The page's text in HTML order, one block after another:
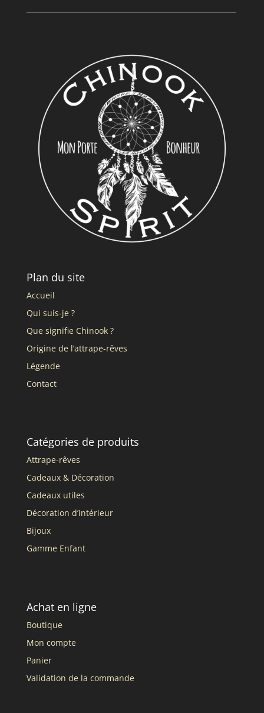
Plan du site
Accueil
Qui suis-je ?
Que signifie Chinook ?
Origine de l’attrape-rêves
Légende
Contact
Catégories de produits
Attrape-rêves
Cadeaux & Décoration
Cadeaux utiles
Décoration d’intérieur
Bijoux
Gamme Enfant
Achat en ligne
Boutique
Mon compte
Panier
Validation de la commande